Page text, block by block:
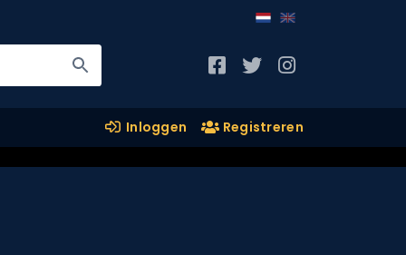
Inloggen Registreren